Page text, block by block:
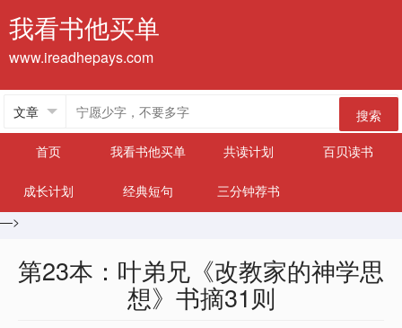
我看书他买单
www.ireadhepays.com
搜索
首页
我看书他买单 共读计划 百贝读书
成长计划 经典短句
三分钟荐书
—>
第23本：叶弟兄《改教家的神学思
想》书摘31则